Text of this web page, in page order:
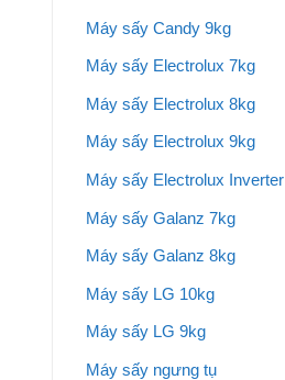
Máy sấy Candy 9kg
Máy sấy Electrolux 7kg
Máy sấy Electrolux 8kg
Máy sấy Electrolux 9kg
Máy sấy Electrolux Inverter
Máy sấy Galanz 7kg
Máy sấy Galanz 8kg
Máy sấy LG 10kg
Máy sấy LG 9kg
Máy sấy ngưng tụ